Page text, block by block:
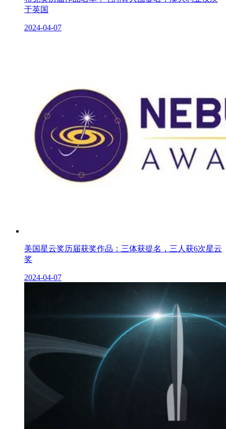
于英国
2024-04-07
美国星云奖历届获奖作品：三体获提名，三人获6次星云
奖
2024-04-07